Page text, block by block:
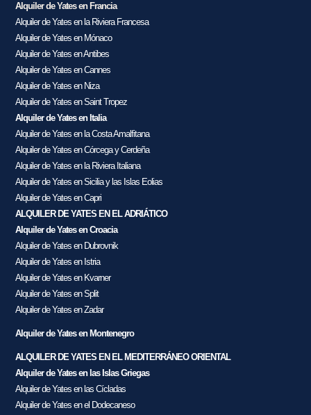
Alquiler de Yates en Francia
Alquiler de Yates en la Riviera Francesa
Alquiler de Yates en Mónaco
Alquiler de Yates en Antibes
Alquiler de Yates en Cannes
Alquiler de Yates en Niza
Alquiler de Yates en Saint Tropez
Alquiler de Yates en Italia
Alquiler de Yates en la Costa Amalfitana
Alquiler de Yates en Córcega y Cerdeña
Alquiler de Yates en la Riviera Italiana
Alquiler de Yates en Sicilia y las Islas Eolias
Alquiler de Yates en Capri
ALQUILER DE YATES EN EL ADRIÁTICO
Alquiler de Yates en Croacia
Alquiler de Yates en Dubrovnik
Alquiler de Yates en Istria
Alquiler de Yates en Kvarner
Alquiler de Yates en Split
Alquiler de Yates en Zadar
Alquiler de Yates en Montenegro
ALQUILER DE YATES EN EL MEDITERRÁNEO ORIENTAL
Alquiler de Yates en las Islas Griegas
Alquiler de Yates en las Cícladas
Alquiler de Yates en el Dodecaneso